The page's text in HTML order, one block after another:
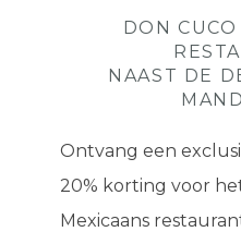
DON
NAAST DE
Ontvang een
20% korting voor
Mexicaans